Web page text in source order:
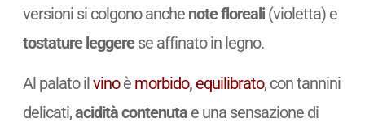
versioni si colgono anche note floreali(violetta) e
tostature leggerese affinato in legno.
Al palato ilvinoè morbido, equilibrato, con tannini
delicati,acidità contenutae una sensazione di